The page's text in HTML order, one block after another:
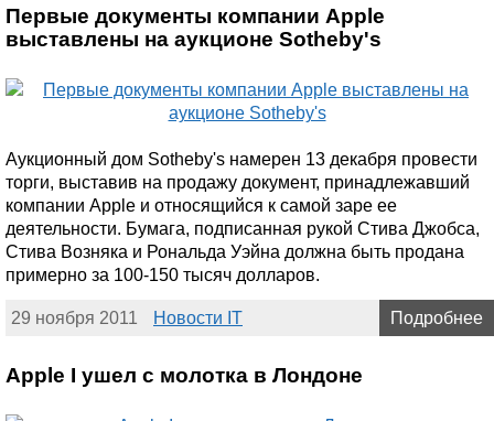
Первые документы компании Apple
выставлены на аукционе Sotheby's
Аукционный дом Sotheby's намерен 13 декабря провести
торги, выставив на продажу документ, принадлежавший
компании Apple и относящийся к самой заре ее
деятельности. Бумага, подписанная рукой Стива Джобса,
Стива Возняка и Рональда Уэйна должна быть продана
примерно за 100-150 тысяч долларов.
29 ноября 2011 Новости IT Подробнее
Apple I ушел с молотка в Лондоне